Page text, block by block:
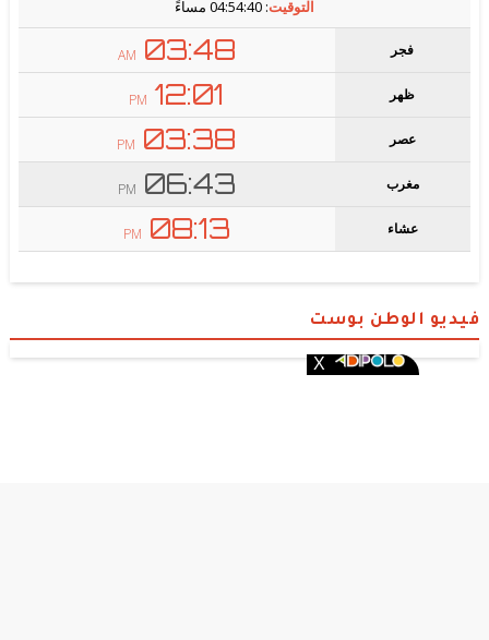
فيديو الوطن بوست